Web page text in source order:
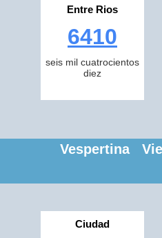
Entre Rios
6410
seis mil cuatrocientos
diez
Vespertina
Ciudad